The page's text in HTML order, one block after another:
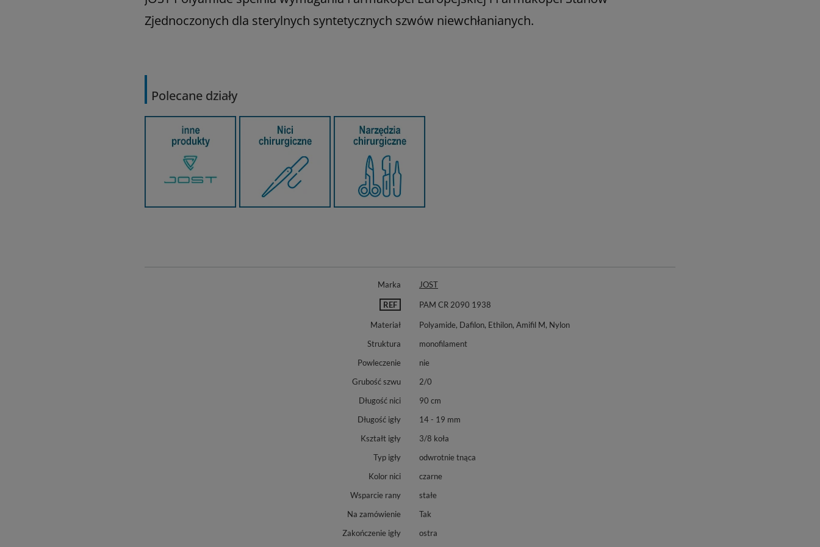
Zjednoczonych dla sterylnych syntetycznych szwów niewchłanianych.
Polecane działy
Marka JOST
REF PAM CR 2090 1938
Materiał
Polyamide, Dafilon, Ethilon, Amifil M, Nylon
Struktura
monofilament
Powleczenie
nie
Grubość szwu
2/0
Długość nici
90 cm
Długość igły
14 - 19 mm
Kształt igły
3/8 koła
Typ igły
odwrotnie tnąca
Kolor nici
czarne
Wsparcie rany
stałe
Na zamówienie
Tak
Zakończenie igły
ostra